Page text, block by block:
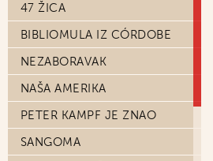
47 ŽICA
BIBLIOMULA IZ CÓRDOBE
NEZABORAVAK
NAŠA AMERIKA
PETER KAMPF JE ZNAO
SANGOMA